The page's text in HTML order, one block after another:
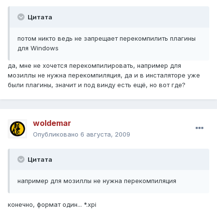
Цитата
потом никто ведь не запрещает перекомпилить плагины
для Windows
да, мне не хочется перекомпилировать, например для
мозиллы не нужна перекомпиляция, да и в инсталяторе уже
были плагины, значит и под винду есть ещё, но вот где?
woldemar
Опубликовано 6 августа, 2009
Цитата
например для мозиллы не нужна перекомпиляция
конечно, формат один... *.xpi